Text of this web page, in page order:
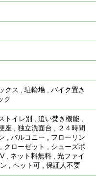
クス 駐輪場
バイク置き
ク
トイレ別 追い焚き機能
座 独立洗面台
２４時間
バルコニー
フローリン
クローゼット
シューズボ
, ネット料無料
光ファイ
ペット可 保証人不要